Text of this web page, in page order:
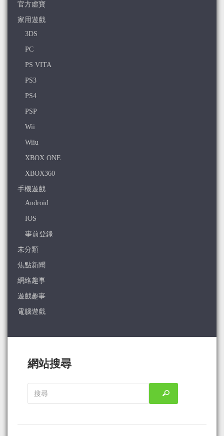
官方虛寶
家用遊戲
3DS
PC
PS VITA
PS3
PS4
PSP
Wii
Wiiu
XBOX ONE
XBOX360
手機遊戲
Android
IOS
事前登錄
未分類
焦點新聞
網絡趣事
遊戲趣事
電腦遊戲
網站搜尋